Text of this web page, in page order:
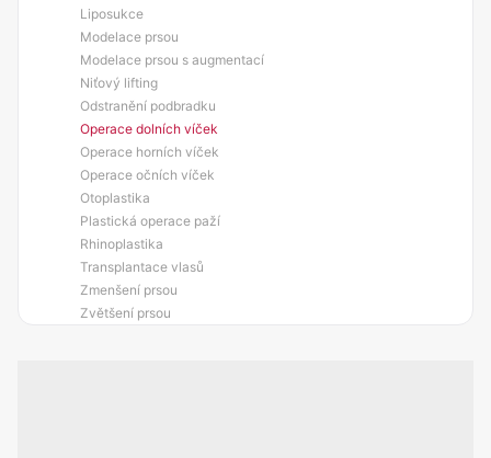
Liposukce
Modelace prsou
Modelace prsou s augmentací
Niťový lifting
Odstranění podbradku
Operace dolních víček
Operace horních víček
Operace očních víček
Otoplastika
Plastická operace paží
Rhinoplastika
Transplantace vlasů
Zmenšení prsou
Zvětšení prsou